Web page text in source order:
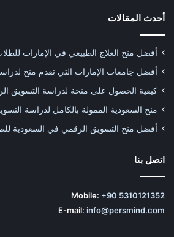
أحدث المقالات
أفضل منح العلاج الطبيعي في الإمارات
أفضل جامعات الإمارات التي تقدم منح
كيفية الحصول على منحة لدراسة التسويق
منح السعودية الممولة بالكامل لدراسة
أفضل منح التسويق الرقمي في السعودية
اتصل بنا
Mobile: +90 5310121352
E-mail: info@persmind.com